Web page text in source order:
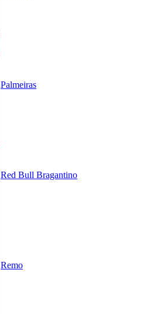
Palmeiras
Red Bull Bragantino
Remo